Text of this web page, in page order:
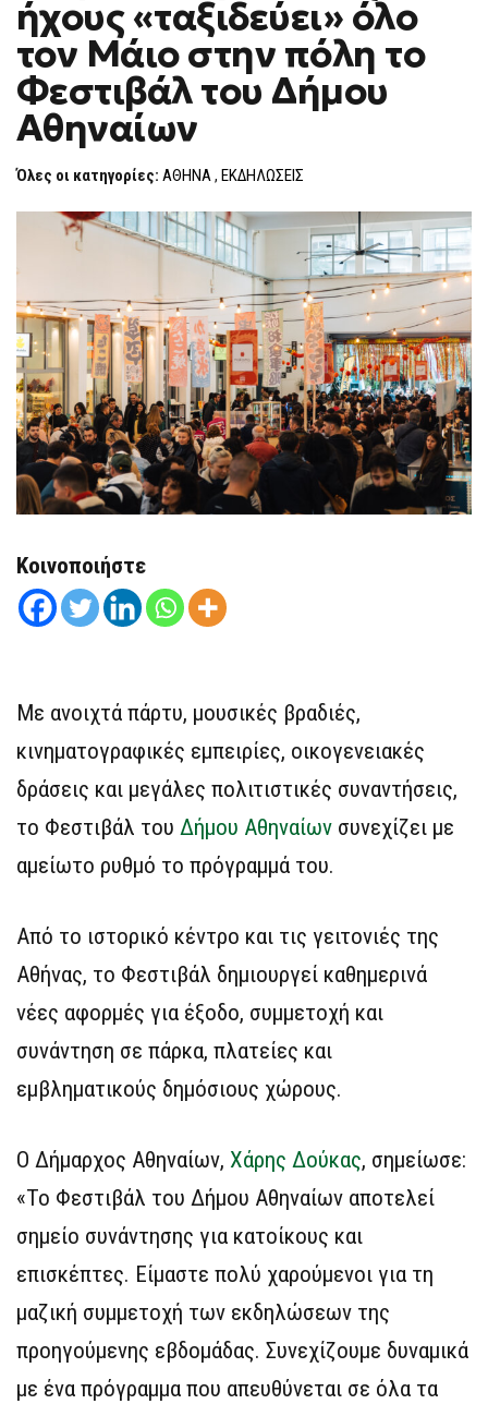
ΚΑΙ
ΉΧΟΥΣ
«ΤΑΞΙΔΕΎΕΙ»
ΌΛΟ
ΤΟΝ
ΜΆΙΟ
ΦΕΣΤΙΒΆΛ
ΤΟΥ
ΑΘΗΝΑΊΩΝ
ήχους «ταξιδεύει» όλο
τον Μάιο στην πόλη το
Φεστιβάλ του Δήμου
Αθηναίων
Όλες οι κατηγορίες: ΑΘΗΝΑ, ΕΚΔΗΛΩΣΕΙΣ
Κοινοποιήστε
Με ανοιχτά πάρτυ, μουσικές βραδιές,
κινηματογραφικές εμπειρίες, οικογενειακές
δράσεις και μεγάλες πολιτιστικές συναντήσεις,
το Φεστιβάλ του Δήμου Αθηναίων συνεχίζει με
αμείωτο ρυθμό το πρόγραμμά του.
Από το ιστορικό κέντρο και τις γειτονιές της
Αθήνας, το Φεστιβάλ δημιουργεί καθημερινά
νέες αφορμές για έξοδο, συμμετοχή και
συνάντηση σε πάρκα, πλατείες και
εμβληματικούς δημόσιους χώρους.
Ο Δήμαρχος Αθηναίων, Χάρης Δούκας, σημείωσε:
«Το Φεστιβάλ του Δήμου Αθηναίων αποτελεί
σημείο συνάντησης για κατοίκους και
επισκέπτες. Είμαστε πολύ χαρούμενοι για τη
μαζική συμμετοχή των εκδηλώσεων της
προηγούμενης εβδομάδας. Συνεχίζουμε δυναμικά
με ένα πρόγραμμα που απευθύνεται σε όλα τα